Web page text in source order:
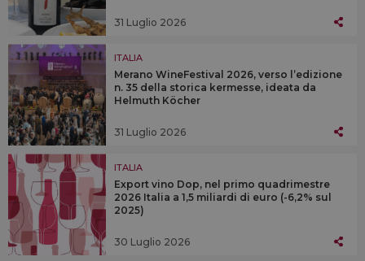
31 Luglio 2026
ITALIA
Merano WineFestival 2026, verso l’edizione
n. 35 della storica kermesse, ideata da
Helmuth Köcher
31 Luglio 2026
ITALIA
Export vino Dop, nel primo quadrimestre
2026 Italia a 1,5 miliardi di euro (-6,2% sul
2025)
30 Luglio 2026